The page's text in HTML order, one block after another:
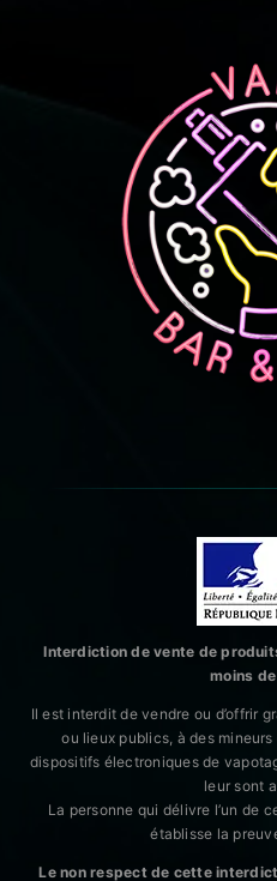
Interdiction de vente de
moins
Il est interdit de vendre ou d’offrir
ou lieux publics, à des
dispositifs électroniques de
leur sont
La personne qui délivre l’un de
établisse la
Le non respect de cette